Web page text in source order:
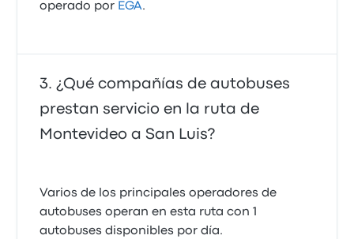
operado por EGA.
¿Qué compañías de autobuses
prestan servicio en la ruta de
Montevideo a San Luis?
Varios de los principales operadores de
autobuses operan en esta ruta con 1
autobuses disponibles por día.